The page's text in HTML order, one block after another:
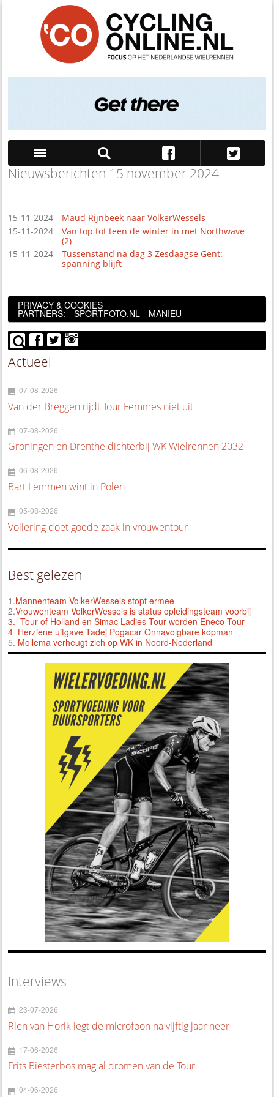
Nieuwsberichten 15 november 2024
15-11-2024
Maud Rijnbeek naar VolkerWessels
15-11-2024
Van top tot teen de winter in met Northwave
(2)
15-11-2024
Tussenstand na dag 3 Zesdaagse Gent:
spanning blijft
PRIVACY & COOKIES
PARTNERS: SPORTFOTO.NL MANIEU
Actueel
07-08-2026
Van der Breggen rijdt Tour Femmes niet uit
07-08-2026
Groningen en Drenthe dichterbij WK Wielrennen 2032
06-08-2026
Bart Lemmen wint in Polen
05-08-2026
Vollering doet goede zaak in vrouwentour
Best gelezen
1.Mannenteam VolkerWessels stopt ermee
2.Vrouwenteam VolkerWessels is status opleidingsteam voorbij
3. Tour of Holland en Simac Ladies Tour worden Eneco Tour
4 Herziene uitgave Tadej Pogacar Onnavolgbare kopman
5. Mollema verheugt zich op WK in Noord-Nederland
Interviews
23-07-2026
Rien van Horik legt de microfoon na vijftig jaar neer
17-06-2026
Frits Biesterbos mag al dromen van de Tour
04-06-2026